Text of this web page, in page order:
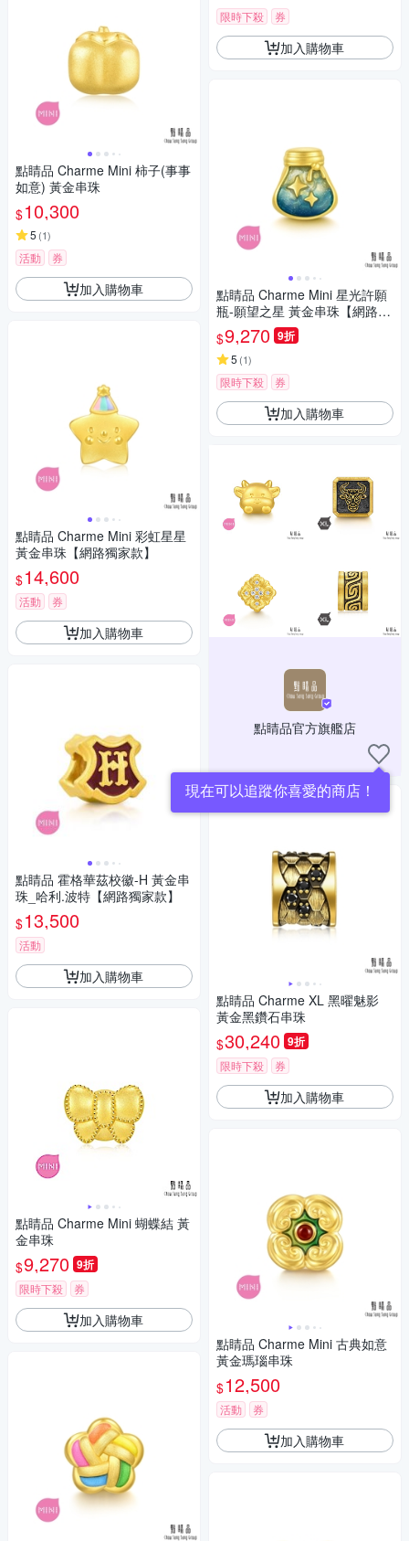
點睛品 Charme Mini 柿子(事事
如意) 黃金串珠
$10,300
5 (1)
活動 券
加入購物車
點睛品 Charme Mini 彩虹星星
黃金串珠【網路獨家款】
$14,600
活動 券
加入購物車
點睛品 霍格華茲校徽-H 黃金串
珠_哈利.波特【網路獨家款】
$13,500
活動
加入購物車
點睛品 Charme Mini 蝴蝶結 黃
金串珠
$9,270 9折
限時下殺 券
加入購物車
限時下殺 券
加入購物車
點睛品 Charme Mini 星光許願
瓶-願望之星 黃金串珠【網路獨
家款】
$9,270 9折
5 (1)
限時下殺 券
加入購物車
點睛品官方旗艦店
現在可以追蹤你喜愛的商店！
點睛品 Charme XL 黑曜魅影
黃金黑鑽石串珠
$30,240 9折
限時下殺 券
加入購物車
點睛品 Charme Mini 古典如意
黃金瑪瑙串珠
$12,500
活動 券
加入購物車